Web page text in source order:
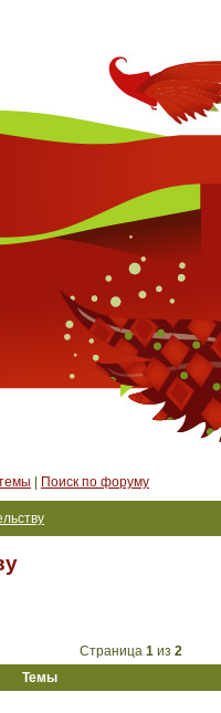
Поиск по форуму
Страница 1 из 2
Темы